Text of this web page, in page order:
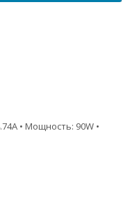
• Мощность: 90W •